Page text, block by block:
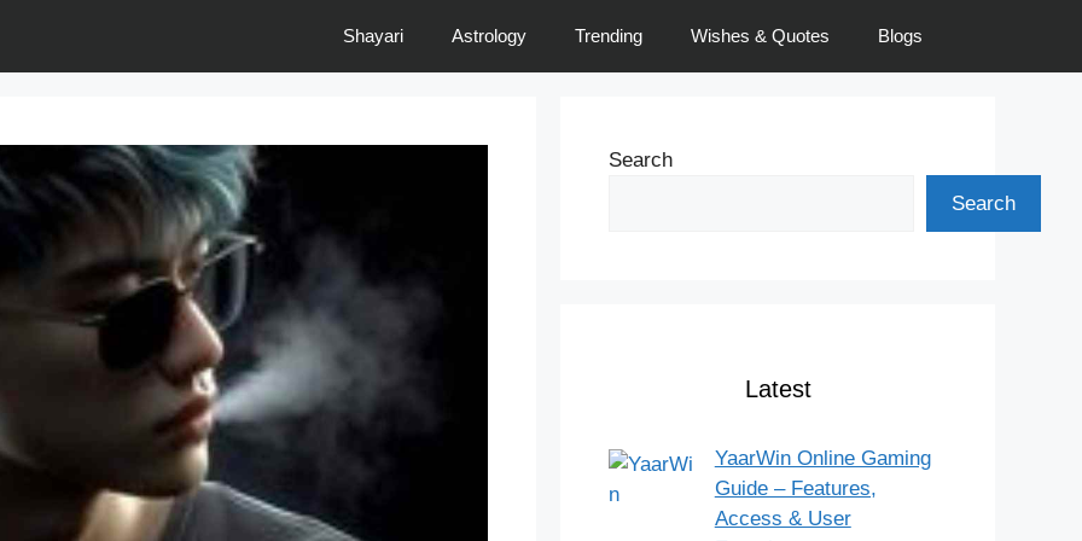
Shayari Astrology Trending Wishes & Quotes Blogs
Search
Search
Latest
YaarWin Online Gaming
Guide – Features,
Access & User